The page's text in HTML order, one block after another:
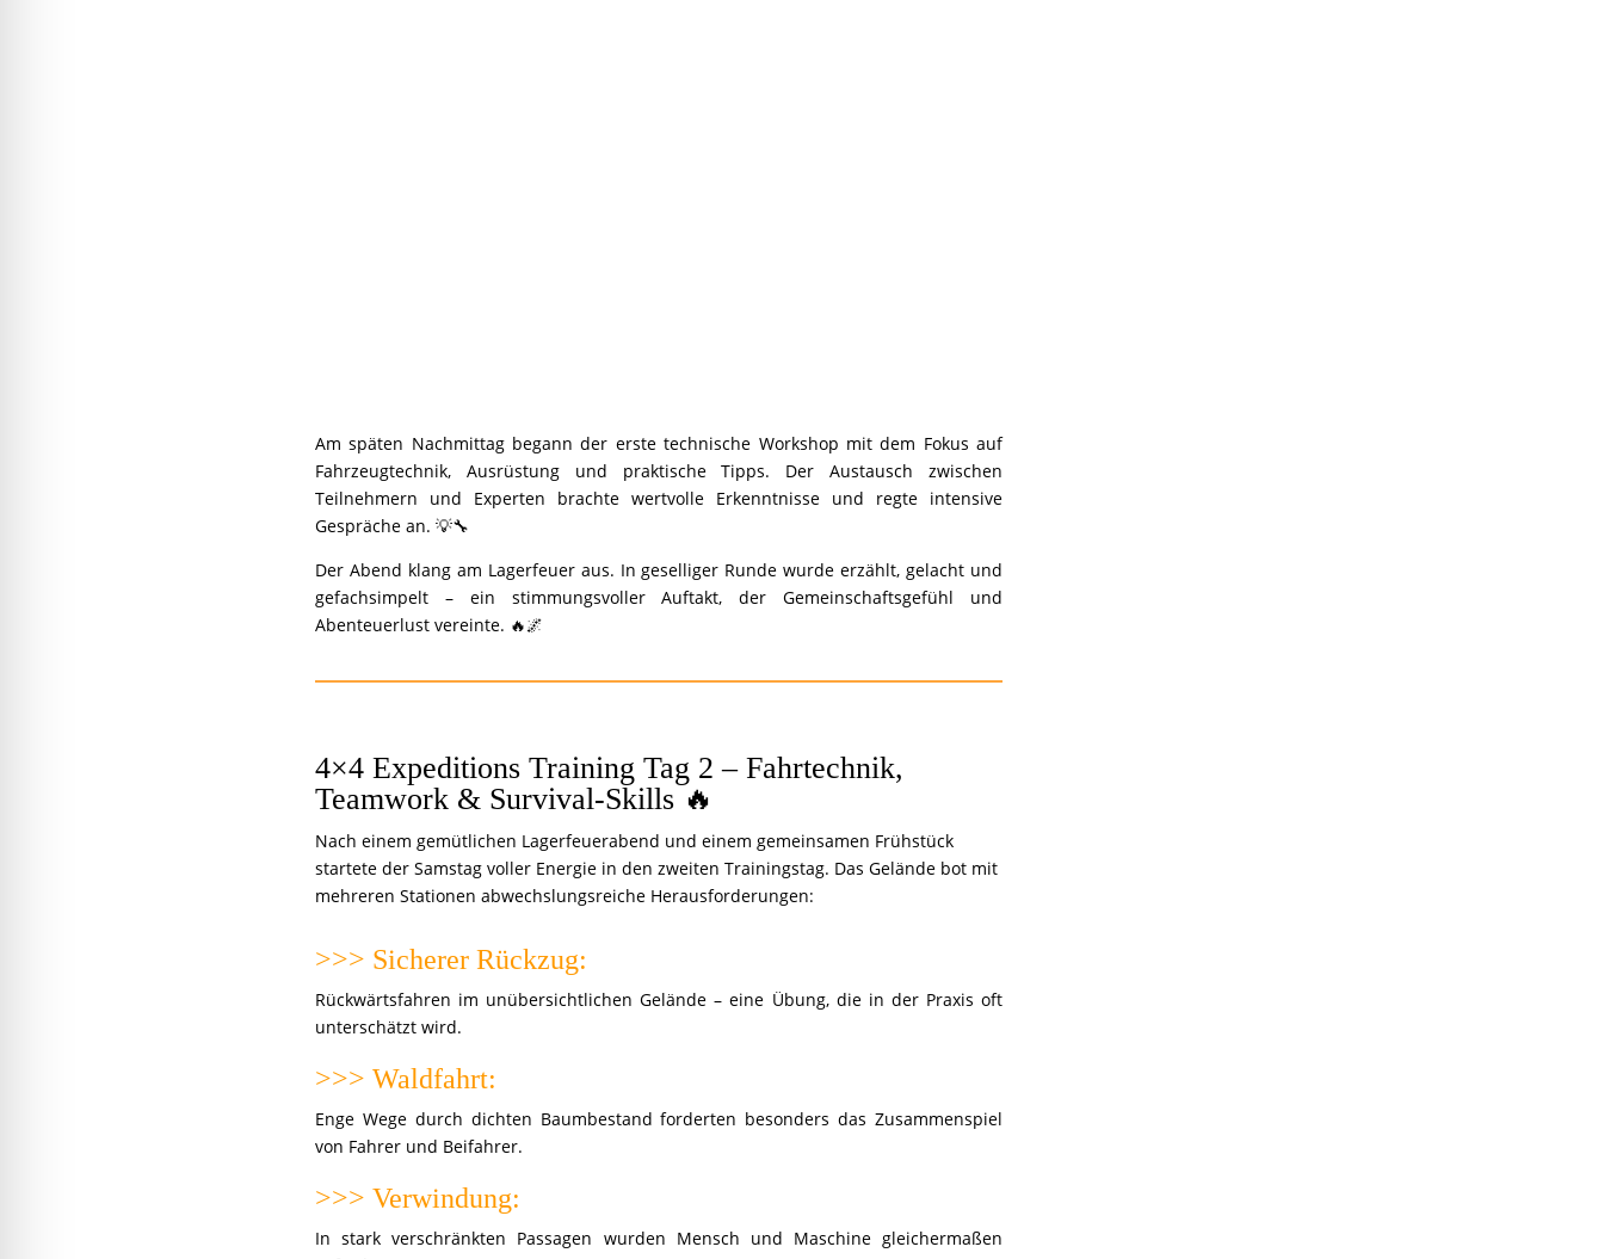
Am späten Nachmittag begann der erste technische Workshop mit dem Fokus auf
Fahrzeugtechnik, Ausrüstung und praktische Tipps. Der Austausch zwischen
Teilnehmern und Experten brachte wertvolle Erkenntnisse und regte intensive
Gespräche an. 💡🔧
Der Abend klang am Lagerfeuer aus. In geselliger Runde wurde erzählt, gelacht und
gefachsimpelt – ein stimmungsvoller Auftakt, der Gemeinschaftsgefühl und
Abenteuerlust vereinte. 🔥🌌
4×4 Expeditions Training Tag 2 – Fahrtechnik,
Teamwork & Survival-Skills 🔥
Nach einem gemütlichen Lagerfeuerabend und einem gemeinsamen Frühstück
startete der Samstag voller Energie in den zweiten Trainingstag. Das Gelände bot mit
mehreren Stationen abwechslungsreiche Herausforderungen:
>>> Sicherer Rückzug:
Rückwärtsfahren im unübersichtlichen Gelände – eine Übung, die in der Praxis oft
unterschätzt wird.
>>> Waldfahrt:
Enge Wege durch dichten Baumbestand forderten besonders das Zusammenspiel
von Fahrer und Beifahrer.
>>> Verwindung:
In stark verschränkten Passagen wurden Mensch und Maschine gleichermaßen